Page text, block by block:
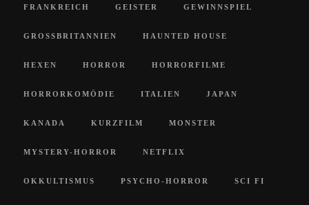
FRANKREICH GEISTER GEWINNSPIEL
GROSSBRITANNIEN HAUNTED HOUSE
HEXEN HORROR HORRORFILME
HORRORKOMÖDIE ITALIEN JAPAN
KANADA KURZFILM MONSTER
MYSTERY-HORROR NETFLIX
OKKULTISMUS PSYCHO-HORROR SCI FI